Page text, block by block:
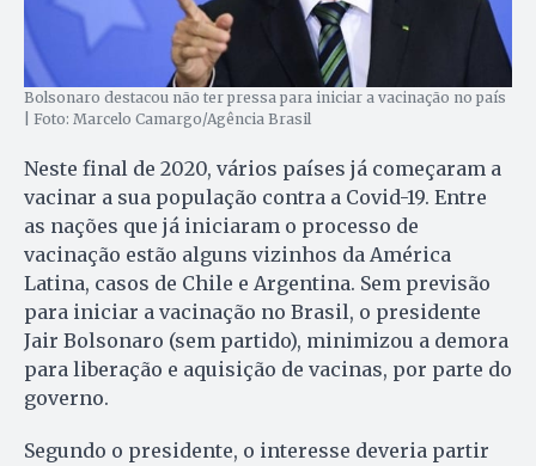
Bolsonaro destacou não ter pressa para iniciar a vacinação no país
| Foto: Marcelo Camargo/Agência Brasil
Neste final de 2020, vários países já começaram a
vacinar a sua população contra a Covid-19. Entre
as nações que já iniciaram o processo de
vacinação estão alguns vizinhos da América
Latina, casos de Chile e Argentina. Sem previsão
para iniciar a vacinação no Brasil, o presidente
Jair Bolsonaro (sem partido), minimizou a demora
para liberação e aquisição de vacinas, por parte do
governo.
Segundo o presidente, o interesse deveria partir